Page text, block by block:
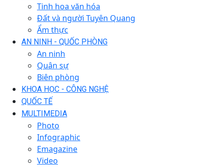
Tinh hoa văn hóa
Đất và người Tuyên Quang
Ẩm thực
AN NINH - QUỐC PHÒNG
An ninh
Quân sự
Biên phòng
KHOA HỌC - CÔNG NGHỆ
QUỐC TẾ
MULTIMEDIA
Photo
Infographic
Emagazine
Video